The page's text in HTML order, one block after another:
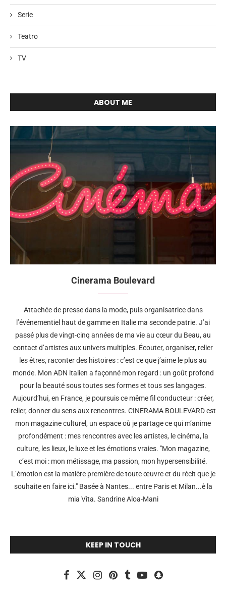
Serie
Teatro
TV
ABOUT ME
Cinerama Boulevard
Attachée de presse dans la mode, puis organisatrice dans
l’événementiel haut de gamme en Italie ma seconde patrie. J’ai
passé plus de vingt-cinq années de ma vie au cœur du Beau, au
contact d’artistes aux univers multiples. Écouter, organiser, relier
les êtres, raconter des histoires : c’est ce que j’aime le plus au
monde. Mon ADN italien a façonné mon regard : un goût profond
pour la beauté sous toutes ses formes et tous ses langages.
Aujourd’hui, en France, je poursuis ce même fil conducteur : créer,
relier, donner du sens aux rencontres. CINERAMA BOULEVARD est
mon magazine culturel, un espace où je partage ce qui m’anime
profondément : mes rencontres avec les artistes, le cinéma, la
culture, les lieux, le luxe et les émotions vraies. "Mon magazine,
c’est moi : mon métissage, ma passion, mon hypersensibilité.
L’émotion est la matière première de toute œuvre et du récit que je
souhaite en faire ici." Basée à Nantes... entre Paris et Milan...è la
mia Vita. Sandrine Aloa-Mani
KEEP IN TOUCH